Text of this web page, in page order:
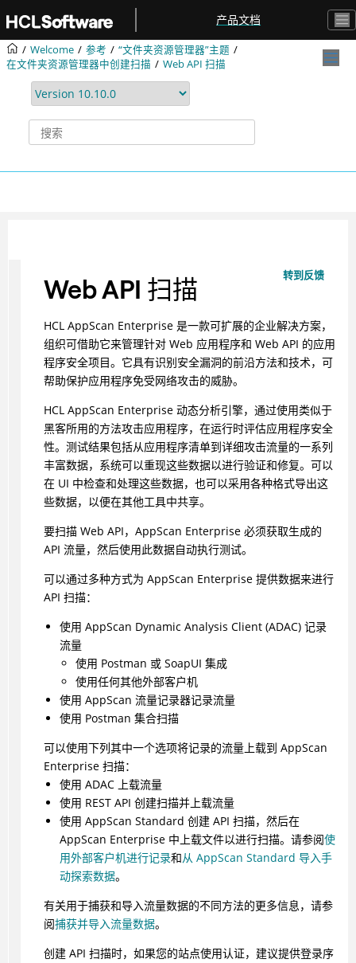
产品文档
Welcome 参考
“文件夹资源管理器”主题
在文件夹资源管理器中创建扫描
Web API 扫描
转到反馈
Web API 扫描
HCL AppScan Enterprise 是一款可扩展的企业解决方案，
组织可借助它来管理针对 Web 应用程序和 Web API 的应用
程序安全项目。它具有识别安全漏洞的前沿方法和技术，可
帮助保护应用程序免受网络攻击的威胁。
HCL AppScan Enterprise 动态分析引擎，通过使用类似于
黑客所用的方法攻击应用程序，在运行时评估应用程序安全
性。测试结果包括从应用程序清单到详细攻击流量的一系列
丰富数据，系统可以重现这些数据以进行验证和修复。可以
在 UI 中检查和处理这些数据，也可以采用各种格式导出这
些数据，以便在其他工具中共享。
要扫描 Web API，AppScan Enterprise 必须获取生成的
API 流量，然后使用此数据自动执行测试。
可以通过多种方式为 AppScan Enterprise 提供数据来进行
API 扫描：
使用 AppScan Dynamic Analysis Client (ADAC) 记录
流量
使用 Postman 或 SoapUI 集成
使用任何其他外部客户机
使用 AppScan 流量记录器记录流量
使用 Postman 集合扫描
可以使用下列其中一个选项将记录的流量上载到 AppScan
Enterprise 扫描：
使用 ADAC 上载流量
使用 REST API 创建扫描并上载流量
使用 AppScan Standard 创建 API 扫描，然后在
AppScan Enterprise 中上载文件以进行扫描。请参阅使
用外部客户机进行记录和从 AppScan Standard 导入手
动探索数据。
有关用于捕获和导入流量数据的不同方法的更多信息，请参
阅捕获并导入流量数据。
创建 API 扫描时，如果您的站点使用认证，建议提供登录序